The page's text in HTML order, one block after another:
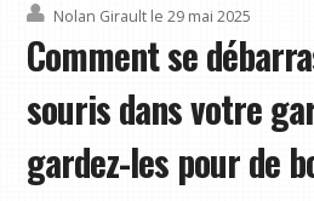
Nolan Girault le 29 mai 2025
Comment se
souris dans votre
gardez-les pour de